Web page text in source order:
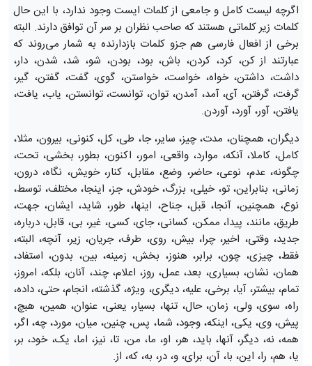
اگرچه لیست کامل و جامعی از کلمات ایست وجود ندارد، با این حال
کلمات زیر کلماتی هستند که صاحب نظران بر سر آن توافق دارند. البته
برخی از افعال فارسی هم جزو کلمات بازدارنده به شمار می‌روند که
عبارتند از ‏کن، کرد، کردن، ‏باش، بود، بودن، ‏شو، شد، شدن، ‏دار،
داشت، داشتن، ‏خواه، خواست، خواستن، ‏گوی، گفت، گفتن، ‏گیر،
گرفت، گرفتن، ‏آی، آمد، آمدن، ‏توان، توانست، توانستن، ‏یاب، یافت،
یافتن، ‏آور، آورد، آوردن.
دیگران، همچنان، مدت، چیز، سایر، جا، طی، کل، کنونی، بیرون، مثلا،
کامل، کاملا، آنکه، موارد، واقعی، امور، اکنون، بطور، بخشی، تحت،
چگونه، عدم، نوعی، حاضر، وضع، مقابل، کنار، خویش، نگاه، درون،
زمانی، بنابراین، تو، خیلی، بزرگ، خودش، جز، اینجا، مختلف، توسط،
نوع، همچنین، آنجا، قبل، جناح، اینها، طور، شاید، ایشان، جهت،
طریق، مانند، پیدا، ممکن، کسانی، جای، کسی، غیر، بی، قابل، درباره،
جدید، وقتی، اخیر، چرا، بیش، روی، طرف، جریان، زیر، آنچه، البته،
فقط، چیزی، چون، برابر، هنوز، بخش، زمینه، بین، بدون، استفاد،
همان، نشان، بسیاری، بعد، عمل، روز، اعلام، چند، آنان، بلکه، امروز،
تمام، بیشتر، آیا، برخی، علیه، دیگری، ویژه، گذشته، انجام، حتی، داده،
راه، سوی، ولی، زمان، حال، تنها، بسیار، یعنی، عنوان، همین، هبچ،
پیش، وی، یکی، اینکه، وجود، شما، پس، چنین، میان، مورد، چه، اگر،
همه، نه، دیگر، آنها، باید، هر، او، ما، من، تا، نیز، اما، یک، خود، بر،
یا، هم، را، این، با، آن، برای، و، در، به، که، از.